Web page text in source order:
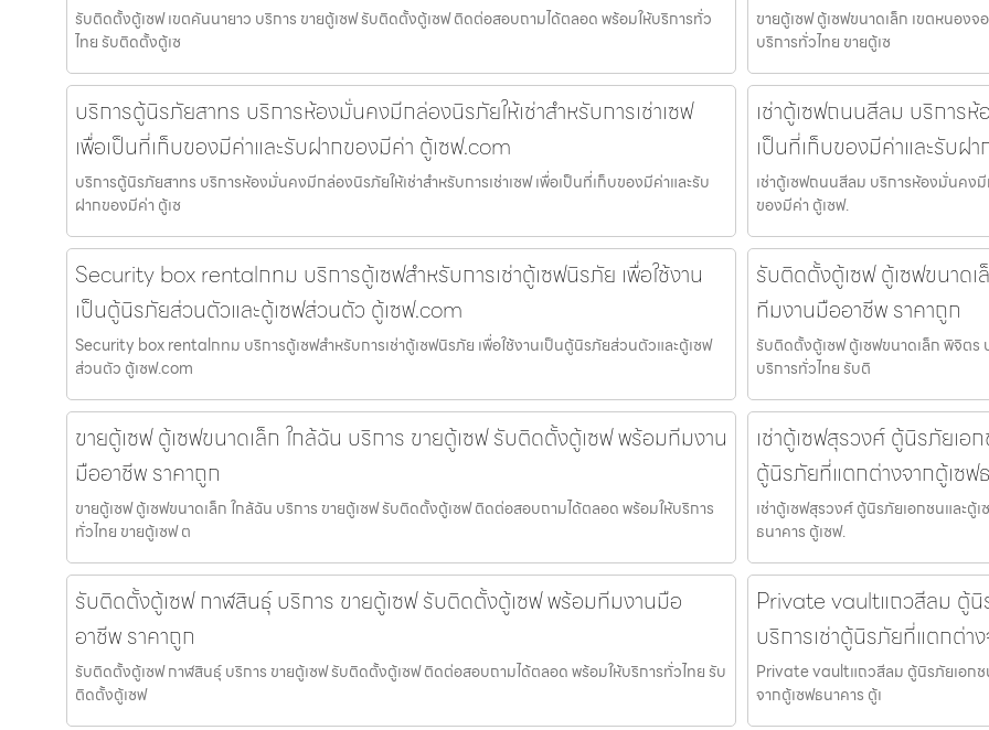
รับติดตั้งตู้เซฟ เขตคันนายาว บริการ ขายตู้เซฟ รับติดตั้งตู้เซฟ ติดต่อสอบถามได้ตลอด พร้อมให้บริการทั่ว
ไทย รับติดตั้งตู้เซ
ขายตู้เซฟ ตู้เซฟขนาดเล็ก เขตหนอง
บริการทั่วไทย ขายตู้เซ
บริการตู้นิรภัยสาทร บริการห้องมั่นคงมีกล่องนิรภัยให้เช่าสำหรับการเช่าเซฟ
เพื่อเป็นที่เก็บของมีค่าและรับฝากของมีค่า ตู้เซฟ.com
บริการตู้นิรภัยสาทร บริการห้องมั่นคงมีกล่องนิรภัยให้เช่าสำหรับการเช่าเซฟ เพื่อเป็นที่เก็บของมีค่าและรับ
ฝากของมีค่า ตู้เซ
เช่าตู้เซฟถนนสีลม บริการห้
เป็นที่เก็บของมีค่าและรับฝ
เช่าตู้เซฟถนนสีลม บริการห้องมั่นคงมี
ของมีค่า ตู้เซฟ.
Security box rentalกทม บริการตู้เซฟสำหรับการเช่าตู้เซฟนิรภัย เพื่อใช้งาน
เป็นตู้นิรภัยส่วนตัวและตู้เซฟส่วนตัว ตู้เซฟ.com
Security box rentalกทม บริการตู้เซฟสำหรับการเช่าตู้เซฟนิรภัย เพื่อใช้งานเป็นตู้นิรภัยส่วนตัวและตู้เซฟ
ส่วนตัว ตู้เซฟ.com
รับติดตั้งตู้เซฟ ตู้เซฟขนาด
ทีมงานมืออาชีพ ราคาถูก
รับติดตั้งตู้เซฟ ตู้เซฟขนาดเล็ก พิจิต
บริการทั่วไทย รับติ
ขายตู้เซฟ ตู้เซฟขนาดเล็ก ใกล้ฉัน บริการ ขายตู้เซฟ รับติดตั้งตู้เซฟ พร้อมทีมงาน
มืออาชีพ ราคาถูก
ขายตู้เซฟ ตู้เซฟขนาดเล็ก ใกล้ฉัน บริการ ขายตู้เซฟ รับติดตั้งตู้เซฟ ติดต่อสอบถามได้ตลอด พร้อมให้บริการ
ทั่วไทย ขายตู้เซฟ ต
เช่าตู้เซฟสุรวงศ์ ตู้นิรภัยเอ
ตู้นิรภัยที่แตกต่างจากตู้เซฟ
เช่าตู้เซฟสุรวงศ์ ตู้นิรภัยเอกชนและตู้
ธนาคาร ตู้เซฟ.
รับติดตั้งตู้เซฟ กาฬสินธุ์ บริการ ขายตู้เซฟ รับติดตั้งตู้เซฟ พร้อมทีมงานมือ
อาชีพ ราคาถูก
รับติดตั้งตู้เซฟ กาฬสินธุ์ บริการ ขายตู้เซฟ รับติดตั้งตู้เซฟ ติดต่อสอบถามได้ตลอด พร้อมให้บริการทั่วไทย รับ
ติดตั้งตู้เซฟ
Private vaultแถวสีลม ตู้นิ
บริการเช่าตู้นิรภัยที่แตกต่า
Private vaultแถวสีลม ตู้นิรภัยเอกช
จากตู้เซฟธนาคาร ตู้เ